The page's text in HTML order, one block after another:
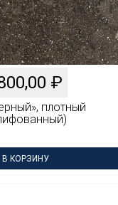
₽
плотный
В КОРЗИНУ